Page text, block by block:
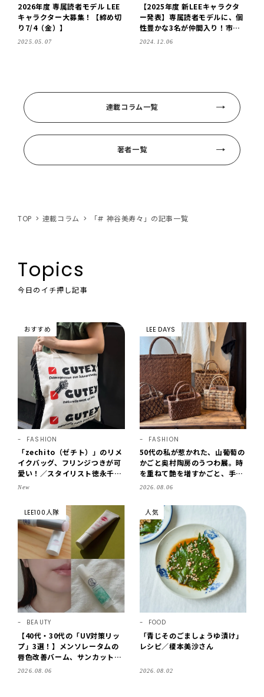
2026年度 専属読者モデル LEE
キャラクター大募集！【締め切
り7/4（金）】
2025.05.07
【2025年度 新LEEキャラクタ
ー発表】専属読者モデルに、個
性豊かな3名が仲間入り！市川
美緒さん・神谷美寿々さん・山
2024.12.06
連載コラム一覧
著者一覧
TOP 連載コラム 「# 神谷美寿々」の記事一覧
Topics
今日のイチ押し記事
おすすめ
FASHION
「zechito（ゼチト）」のリメ
イクバッグ、フリンジつきが可
愛い！／スタイリスト徳永千夏
さん【おやこども名品】
New
LEE DAYS
FASHION
50代の私が惹かれた、山葡萄の
かごと奥村陶房のうつわ展。時
を重ねて艶を増すかごと、手仕
事の美しさに出会いました。
2026.08.06
LEE100人隊
BEAUTY
【40代・30代の「UV対策リッ
プ」3選！】メンソレータムの
唇色改善バーム、サンカットな
どを「夏の紫外線対策」に愛用
2026.08.06
人気
FOOD
「青じそのごましょうゆ漬け」
レシピ／榎本美沙さん
2026.08.02